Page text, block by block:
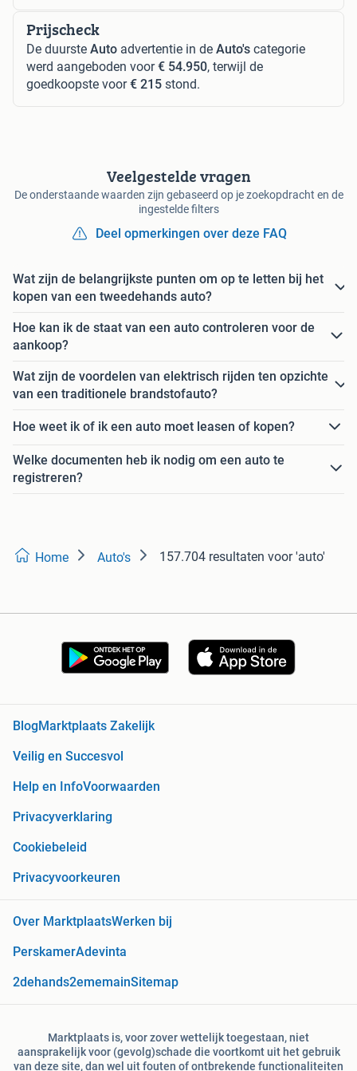
Prijscheck
De duurste Auto advertentie in de Auto's categorie
werd aangeboden voor€ 54.950, terwijl de
goedkoopste voor€ 215 stond.
Veelgestelde vragen
De onderstaande waarden zijn gebaseerd op je zoekopdracht en de
ingestelde filters
Deel opmerkingen over deze FAQ
Wat zijn de belangrijkste punten om op te letten bij het
kopen van een tweedehands auto?
Hoe kan ik de staat van een auto controleren voor de
aankoop?
Wat zijn de voordelen van elektrisch rijden ten opzichte
van een traditionele brandstofauto?
Hoe weet ik of ik een auto moet leasen of kopen?
Welke documenten heb ik nodig om een auto te
registreren?
Home Auto's 157.704 resultaten voor 'auto'
BlogMarktplaats Zakelijk
Veilig en Succesvol
Help en InfoVoorwaarden
Privacyverklaring
Cookiebeleid
Privacyvoorkeuren
Over MarktplaatsWerken bij
PerskamerAdevinta
2dehands2ememainSitemap
Marktplaats is, voor zover wettelijk toegestaan, niet
aansprakelijk voor (gevolg)schade die voortkomt uit het gebruik
van deze site, dan wel uit fouten of ontbrekende functionaliteiten